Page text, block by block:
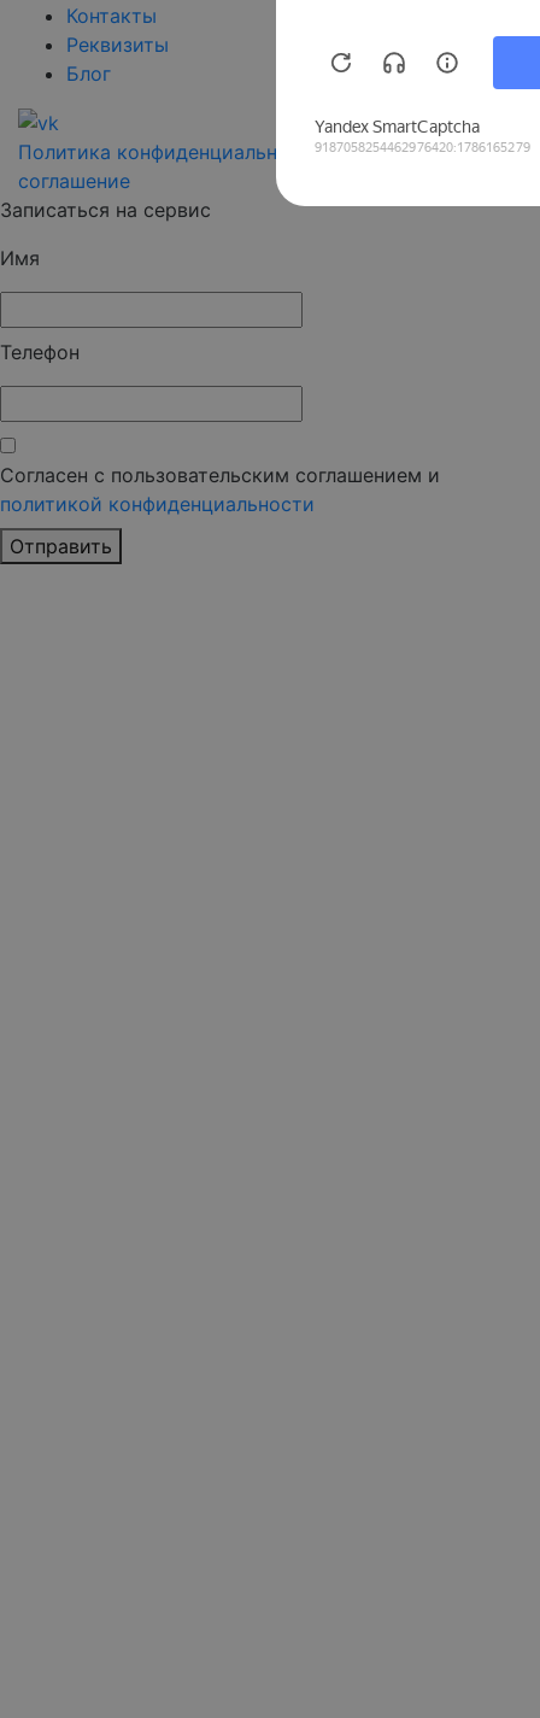
Контакты
Реквизиты
Блог
Политика конфиденциальности Пользовательское
соглашение
Записаться на сервис
Имя
Телефон
Согласен с пользовательским соглашением и
политикой конфиденциальности
Отправить